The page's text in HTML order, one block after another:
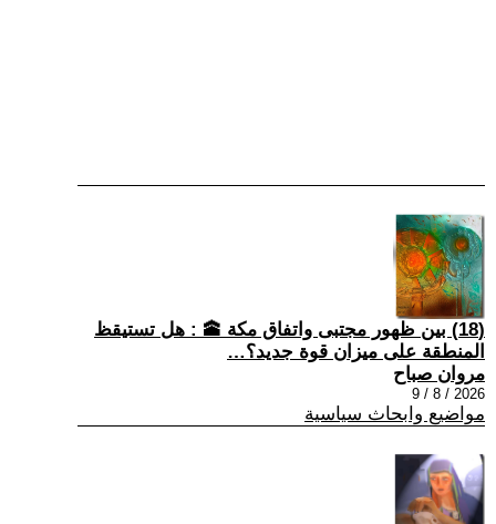
(18) بين ظهور مجتبى واتفاق مكة 🕋 : هل تستيقظ
المنطقة على ميزان قوة جديد؟…
مروان صباح
2026 / 8 / 9
مواضيع وابحاث سياسية